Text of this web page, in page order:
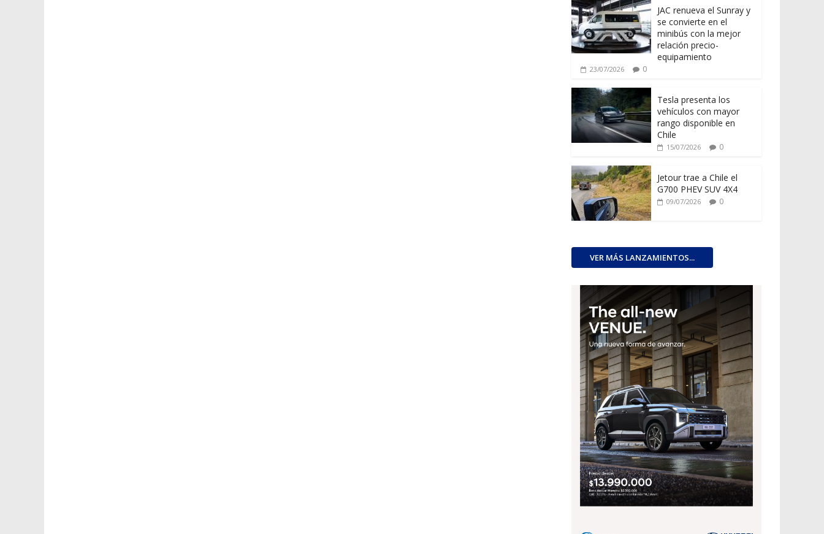
JAC renueva el Sunray y
se convierte en el
minibús con la mejor
relación precio-
equipamiento
23/07/2026 0
Tesla presenta los
vehículos con mayor
rango disponible en
Chile
15/07/2026 0
Jetour trae a Chile el
G700 PHEV SUV 4X4
09/07/2026 0
VER MÁS LANZAMIENTOS...